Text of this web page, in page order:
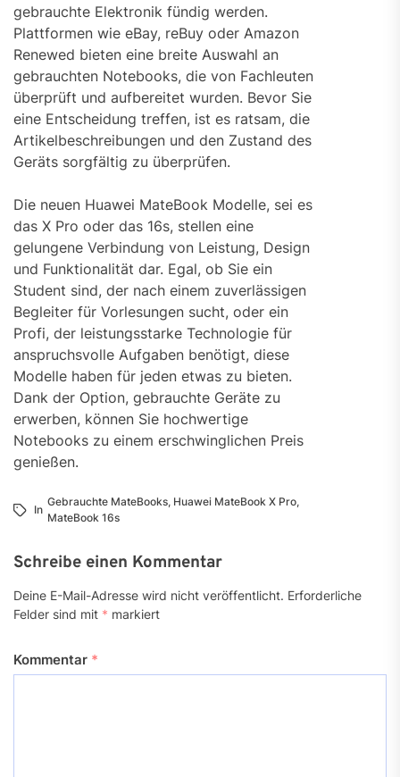
gebrauchte Elektronik fündig werden.
Plattformen wie eBay, reBuy oder Amazon
Renewed bieten eine breite Auswahl an
gebrauchten Notebooks, die von Fachleuten
überprüft und aufbereitet wurden. Bevor Sie
eine Entscheidung treffen, ist es ratsam, die
Artikelbeschreibungen und den Zustand des
Geräts sorgfältig zu überprüfen.
Die neuen Huawei MateBook Modelle, sei es
das X Pro oder das 16s, stellen eine
gelungene Verbindung von Leistung, Design
und Funktionalität dar. Egal, ob Sie ein
Student sind, der nach einem zuverlässigen
Begleiter für Vorlesungen sucht, oder ein
Profi, der leistungsstarke Technologie für
anspruchsvolle Aufgaben benötigt, diese
Modelle haben für jeden etwas zu bieten.
Dank der Option, gebrauchte Geräte zu
erwerben, können Sie hochwertige
Notebooks zu einem erschwinglichen Preis
genießen.
In
Gebrauchte MateBooks, Huawei MateBook X Pro,
MateBook 16s
Schreibe einen Kommentar
Deine E-Mail-Adresse wird nicht veröffentlicht. Erforderliche
Felder sind mit * markiert
Kommentar *